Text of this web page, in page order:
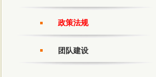
政策法规
团队建设